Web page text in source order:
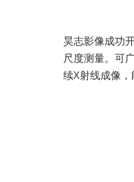
昊志影像成功
尺度测量。可
续X射线成像